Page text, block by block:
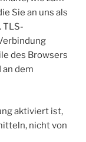
Sie an uns als
TLS-
des Browsers
an dem
aktiviert ist,
nicht von